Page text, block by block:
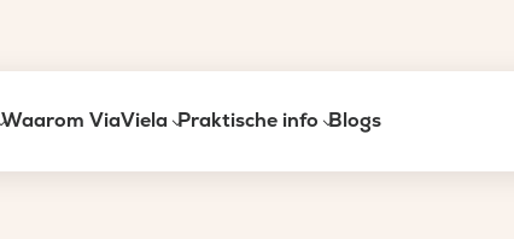
Waarom ViaViela Praktische info Blogs